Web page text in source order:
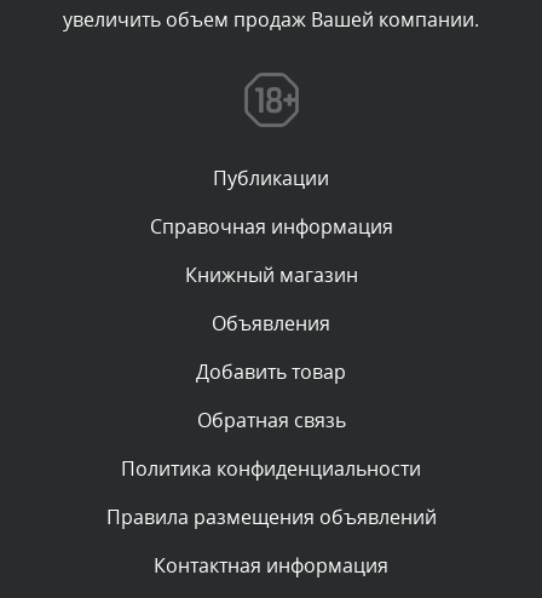
Комментарий проверяется
Текст комментария будет виден после проверки
Комментарий проверяется
Текст комментария будет виден после проверки
администратором.
Комментарий проверяется
администратором.
Комментарий проверяется
администратором.
увеличить объем продаж Вашей компании.
Публикации
Справочная информация
Книжный магазин
Объявления
Добавить товар
Обратная связь
Политика конфиденциальности
Правила размещения объявлений
Контактная информация